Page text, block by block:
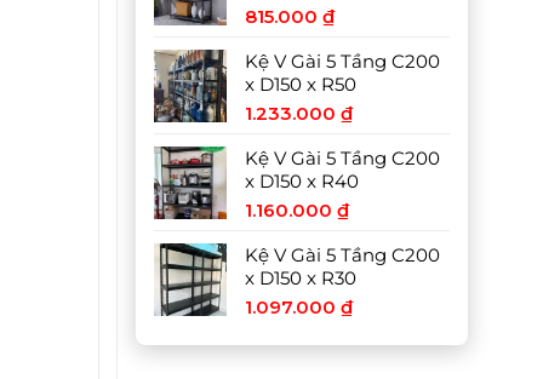
815.000 ₫
Kệ V Gài 5 Tầng C200
x D150 x R50
1.233.000 ₫
Kệ V Gài 5 Tầng C200
x D150 x R40
1.160.000 ₫
Kệ V Gài 5 Tầng C200
x D150 x R30
1.097.000 ₫